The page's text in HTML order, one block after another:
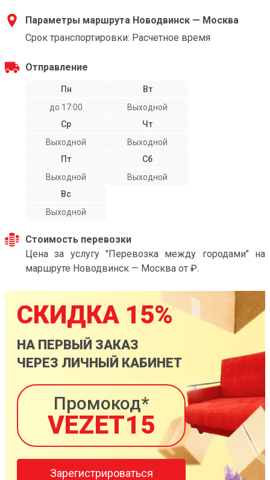
Параметры маршрута Новодвинск — Москва
Срок транспортировки: Расчетное время
Отправление
Пн
до 17:00
Вт
Выходной
Ср
Выходной
Чт
Выходной
Пт
Выходной
Сб
Выходной
Вс
Выходной
Стоимость перевозки
Цена за услугу "Перевозка между городами" на
маршруте Новодвинск — Москва от ₽.
СКИДКА 15%
НА ПЕРВЫЙ ЗАКАЗ
ЧЕРЕЗ ЛИЧНЫЙ КАБИНЕТ
Промокод*
VEZET15
Зарегистрироваться